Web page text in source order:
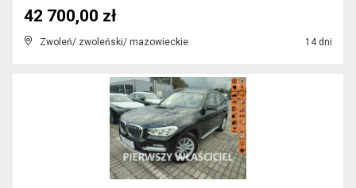
Zwoleń/ zwoleński/ mazowieckie 14 dni
42 700,00 zł